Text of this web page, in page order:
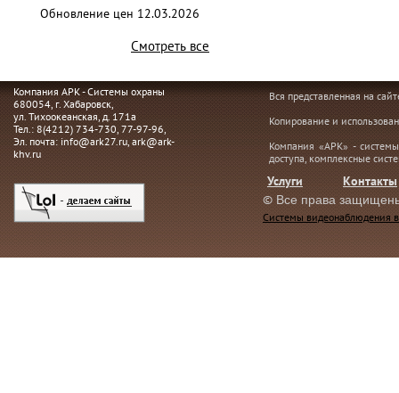
Обновление цен 12.03.2026
Смотреть все
Компания АРК - Системы охраны
680054, г. Хабаровск,
ул. Тихоокеанская, д. 171а
Тел.: 8(4212) 734-730, 77-97-96,
Эл. почта: info@ark27.ru, ark@ark-
khv.ru
Вся представленная на
Копирование и
Компания «АРК» -
доступа, комплексные
Услуги
Контакты
© Все права
Системы видеонаблюдения